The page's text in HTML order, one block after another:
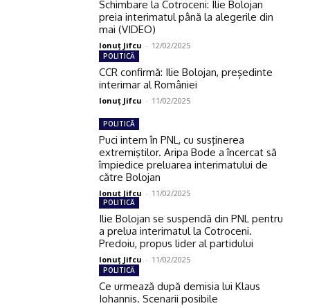
Schimbare la Cotroceni: Ilie Bolojan
preia interimatul până la alegerile din
mai (VIDEO)
Ionuţ Jifcu - 12/02/2025
POLITICĂ
CCR confirmă: Ilie Bolojan, președinte
interimar al României
Ionuţ Jifcu - 11/02/2025
POLITICĂ
Puci intern în PNL, cu susţinerea
extremiştilor. Aripa Bode a încercat să
împiedice preluarea interimatului de
către Bolojan
Ionuţ Jifcu - 11/02/2025
POLITICĂ
Ilie Bolojan se suspendă din PNL pentru
a prelua interimatul la Cotroceni.
Predoiu, propus lider al partidului
Ionuţ Jifcu - 11/02/2025
POLITICĂ
Ce urmează după demisia lui Klaus
Iohannis. Scenarii posibile